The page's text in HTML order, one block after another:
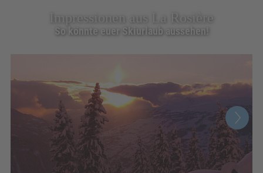
Impressionen aus La Rosière
So könnte euer Skiurlaub aussehen!